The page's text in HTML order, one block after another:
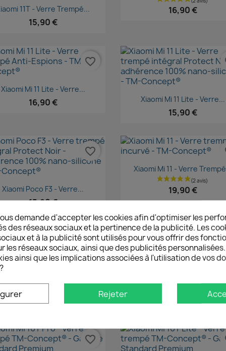
Aperçu rapide
11T - Verre Trempé...
15,90 €
16,90 €
Aperçu rapide
Xiaomi Mi 11 Lite - Verre...
16,90 €
favorite_border
Aperçu rapide
Xiaomi Mi 11 Lite - Verre...
15,90 €
Aperçu rapide
Xiaomi Poco F3 - Verre...
15,90 €
favorite_border
Aperçu rapide
Xiaomi Mi 11 - Verre
19,90 €
favorite_border
favorite_border
demande d'accepter les cookies afin d'optimiser les
des réseaux sociaux et la pertinence de la publicité. Les
et à la publicité sont utilisés pour vous offrir des
les réseaux sociaux, ainsi que des publicités
ainsi que les implications associées à l'utilisation de vos
Rejeter